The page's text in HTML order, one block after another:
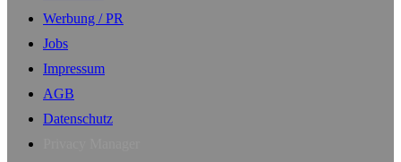
Werbung / PR
Jobs
Impressum
AGB
Datenschutz